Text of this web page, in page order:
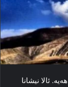
ئالا نیشانا